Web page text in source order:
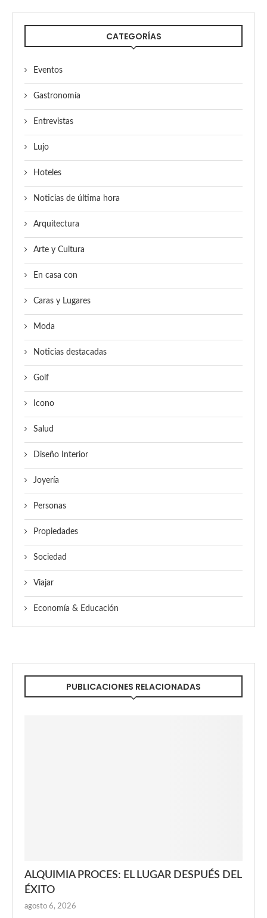
CATEGORÍAS
Eventos
Gastronomía
Entrevistas
Lujo
Hoteles
Noticias de última hora
Arquitectura
Arte y Cultura
En casa con
Caras y Lugares
Moda
Noticias destacadas
Golf
Icono
Salud
Diseño Interior
Joyería
Personas
Propiedades
Sociedad
Viajar
Economía & Educación
PUBLICACIONES RELACIONADAS
ALQUIMIA PROCES: EL LUGAR DESPUÉS DEL
ÉXITO
agosto 6, 2026